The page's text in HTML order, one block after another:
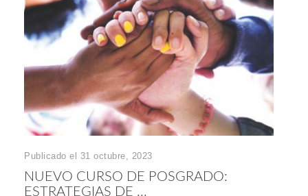
Publicado el 31 octubre, 2023
NUEVO CURSO DE POSGRADO:
ESTRATEGIAS DE ...